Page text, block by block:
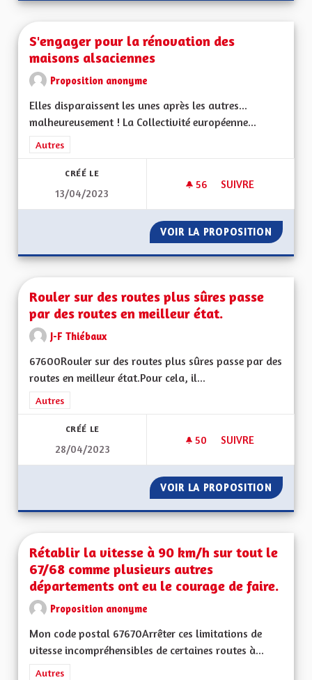
S'engager pour la rénovation des
maisons alsaciennes
Proposition anonyme
Elles disparaissent les unes après les autres...
malheureusement ! La Collectivité européenne...
Filtrer les résultats de la catégorie : Autres
Autres
CRÉÉ LE
13/04/2023
56 56 ABONNÉS
SUIVRE
VOIR LA PROPOSITION
Rouler sur des routes plus sûres passe
par des routes en meilleur état.
J-F Thiébaux
67600Rouler sur des routes plus sûres passe par des
routes en meilleur état.Pour cela, il...
Filtrer les résultats de la catégorie : Autres
Autres
CRÉÉ LE
28/04/2023
50 50 ABONNÉS
SUIVRE
VOIR LA PROPOSITION
Rétablir la vitesse à 90 km/h sur tout le
67/68 comme plusieurs autres
départements ont eu le courage de faire.
Proposition anonyme
Mon code postal 67670Arrêter ces limitations de
vitesse incompréhensibles de certaines routes à...
Filtrer les résultats de la catégorie : Autres
Autres